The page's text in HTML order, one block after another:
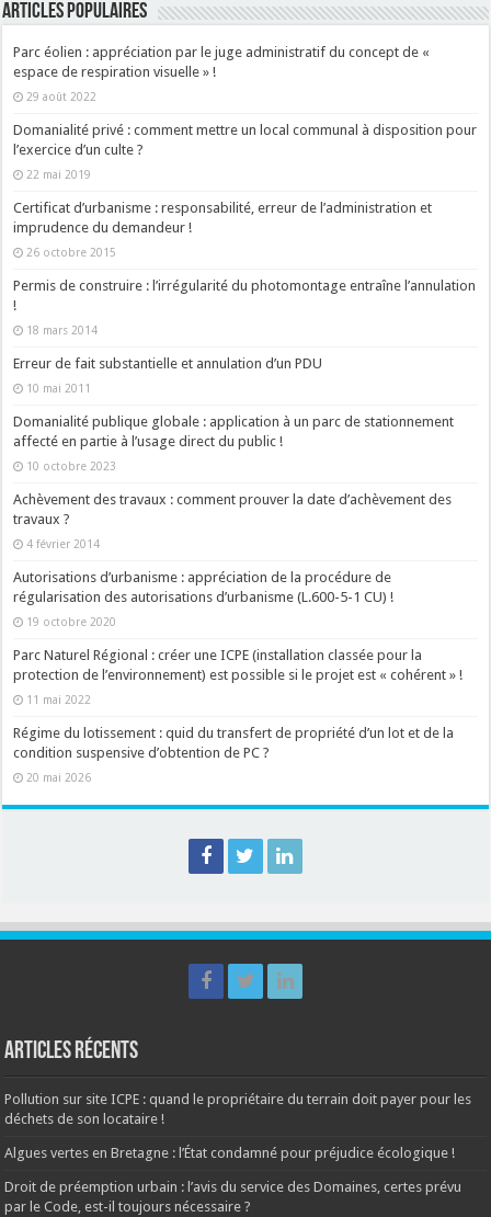
ARTICLES POPULAIRES
Parc éolien : appréciation par le juge administratif du concept de «
espace de respiration visuelle » !
29 août 2022
Domanialité privé : comment mettre un local communal à disposition pour
l’exercice d’un culte ?
22 mai 2019
Certificat d’urbanisme : responsabilité, erreur de l’administration et
imprudence du demandeur !
26 octobre 2015
Permis de construire : l’irrégularité du photomontage entraîne l’annulation
!
18 mars 2014
Erreur de fait substantielle et annulation d’un PDU
10 mai 2011
Domanialité publique globale : application à un parc de stationnement
affecté en partie à l’usage direct du public !
10 octobre 2023
Achèvement des travaux : comment prouver la date d’achèvement des
travaux ?
4 février 2014
Autorisations d’urbanisme : appréciation de la procédure de
régularisation des autorisations d’urbanisme (L.600-5-1 CU) !
19 octobre 2020
Parc Naturel Régional : créer une ICPE (installation classée pour la
protection de l’environnement) est possible si le projet est « cohérent » !
11 mai 2022
Régime du lotissement : quid du transfert de propriété d’un lot et de la
condition suspensive d’obtention de PC ?
20 mai 2026
Articles récents
Pollution sur site ICPE : quand le propriétaire du terrain doit payer pour les
déchets de son locataire !
Algues vertes en Bretagne : l’État condamné pour préjudice écologique !
Droit de préemption urbain : l’avis du service des Domaines, certes prévu
par le Code, est-il toujours nécessaire ?